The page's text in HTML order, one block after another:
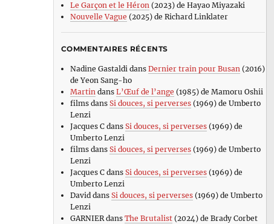
Le Garçon et le Héron(2023) de Hayao Miyazaki
Nouvelle Vague (2025) de Richard Linklater
COMMENTAIRES RÉCENTS
Nadine Gastaldi dans Dernier train pour Busan (2016)
de Yeon Sang-ho
Martin dans L’Œuf de l’ange (1985) de Mamoru Oshii
filmsdans Si douces, si perverses(1969) de Umberto
Lenzi
Jacques Cdans Si douces, si perverses(1969) de
Umberto Lenzi
filmsdans Si douces, si perverses(1969) de Umberto
Lenzi
Jacques Cdans Si douces, si perverses(1969) de
Umberto Lenzi
David dans Si douces, si perverses(1969) de Umberto
Lenzi
GARNIERdans The Brutalist(2024) de Brady Corbet